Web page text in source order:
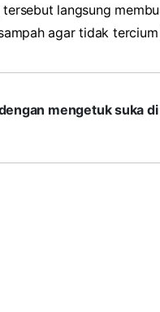
langsung
agar tidak
mengetuk suka